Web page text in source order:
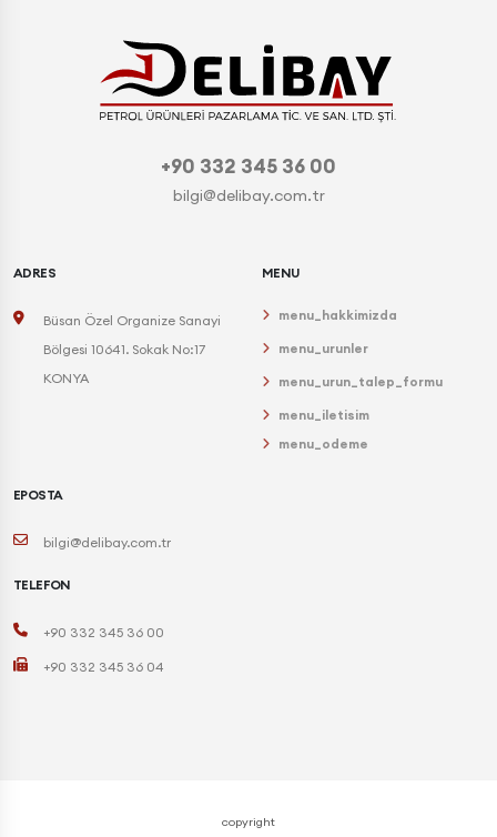
+90 332 345 36 00
bilgi@delibay.com.tr
ADRES
Büsan Özel Organize Sanayi
Bölgesi 10641. Sokak No:17
KONYA
MENU
menu_hakkimizda
menu_urunler
menu_urun_talep_formu
menu_iletisim
menu_odeme
EPOSTA
bilgi@delibay.com.tr
TELEFON
+90 332 345 36 00
+90 332 345 36 04
copyright